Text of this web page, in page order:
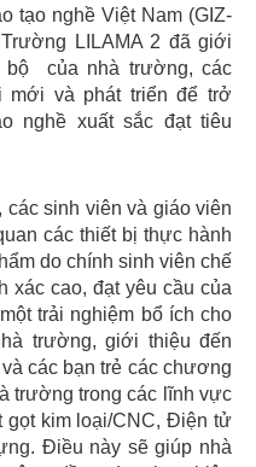
tạo nghề Việt Nam (GIZ-
LILAMA 2 đã giới
bộ của nhà trường, các
mới và phát triển để trở
nghề xuất sắc đạt tiêu
sinh viên và giáo viên
các thiết bị thực hành
do chính sinh viên chế
xác cao, đạt yêu cầu của
trải nghiệm bổ ích cho
trường, giới thiệu đến
các bạn trẻ các chương
trường trong các lĩnh vực
gọt kim loại/CNC, Điện tử
Điều này sẽ giúp nhà